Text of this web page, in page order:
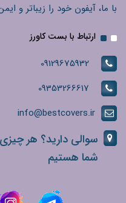
با ما، آیفون خود را زیباتر و
ارتباط با بست کاورز
09129675932
09353266617
info@bestcovers.ir
سوالی دارید؟ هر
شما هستیم